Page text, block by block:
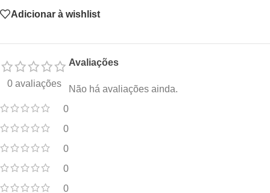
Adicionar à wishlist
0 avaliações
0
0
0
0
0
Avaliações
Não há avaliações ainda.